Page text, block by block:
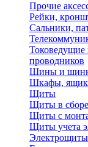
Прочие
Рейки,
Сальники,
проводников
Шины и
Шкафы,
Щиты
Щиты в сборе
Щиты с
Щиты учета
Электрощиты